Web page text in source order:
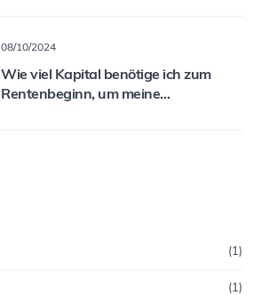
08/10/2024
Wie viel Kapital benötige ich zum
Rentenbeginn, um meine
(1)
(1)